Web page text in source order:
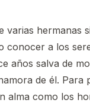
varias hermanas
conocer a los
años salva de
de él. Para
alma como los